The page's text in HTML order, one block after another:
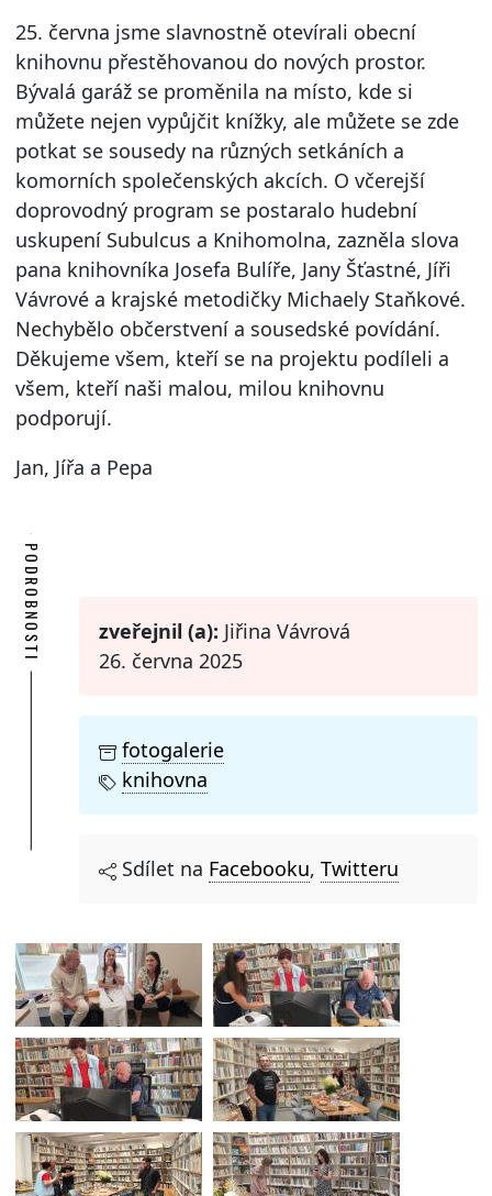
25. června jsme slavnostně otevírali obecní
knihovnu přestěhovanou do nových prostor.
Bývalá garáž se proměnila na místo, kde si
můžete nejen vypůjčit knížky, ale můžete se zde
potkat se sousedy na různých setkáních a
komorních společenských akcích. O včerejší
doprovodný program se postaralo hudební
uskupení Subulcus a Knihomolna, zazněla slova
pana knihovníka Josefa Bulíře, Jany Šťastné, Jíři
Vávrové a krajské metodičky Michaely Staňkové.
Nechybělo občerstvení a sousedské povídání.
Děkujeme všem, kteří se na projektu podíleli a
všem, kteří naši malou, milou knihovnu
podporují.
Jan, Jířa a Pepa
PODROBNOSTI zveřejnil (a): Jiřina Vávrová
26. června 2025
fotogalerie
knihovna
Sdílet na Facebooku, Twitteru